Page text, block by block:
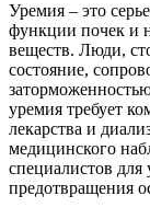
Уремия – это
функции почек и
веществ. Люди,
состояние,
уремия требует
лекарства и
медицинского
специалистов
предотвращения